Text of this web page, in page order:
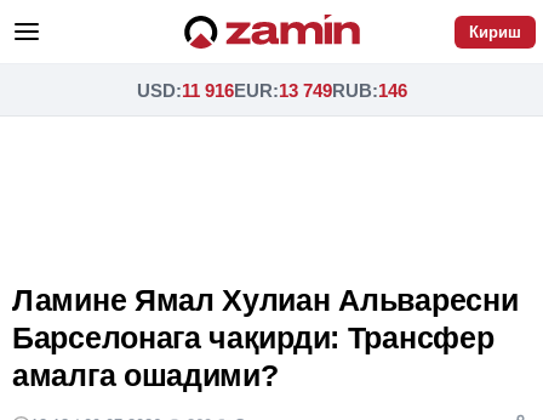
Кириш
USD:11 916EUR:13 749RUB:146
Ламине Ямал Хулиан Альваресни
Барселонага чақирди: Трансфер
амалга ошадими?